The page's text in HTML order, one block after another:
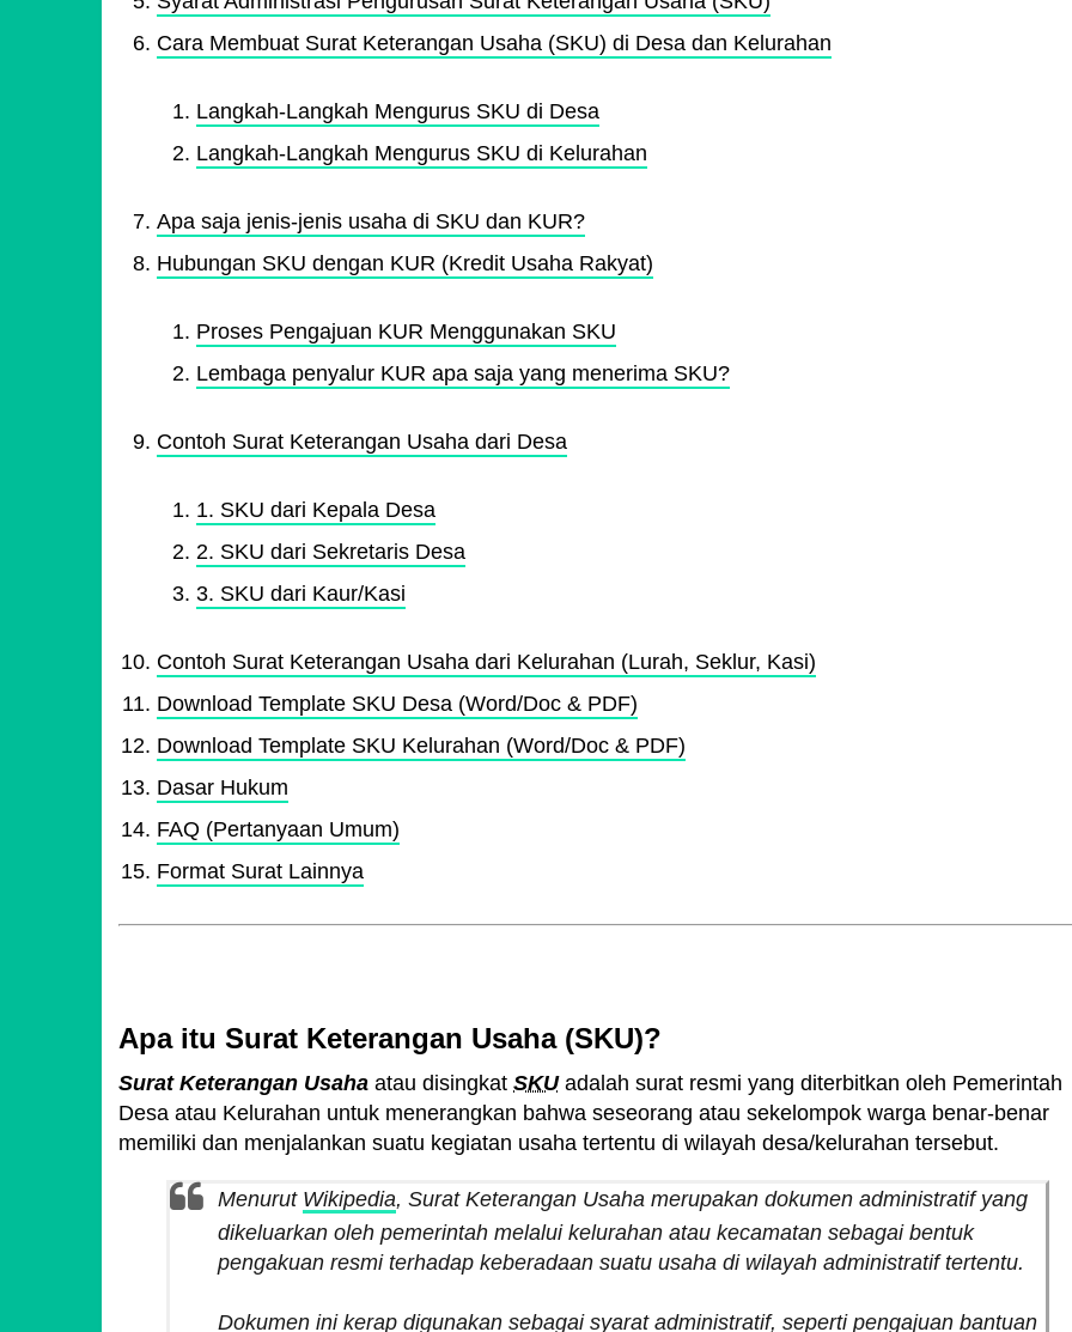
Cara Membuat Surat Keterangan Usaha (SKU) di Desa dan Kelurahan
Langkah-Langkah Mengurus SKU di Desa
Langkah-Langkah Mengurus SKU di Kelurahan
Apa saja jenis-jenis usaha di SKU dan KUR?
Hubungan SKU dengan KUR (Kredit Usaha Rakyat)
Proses Pengajuan KUR Menggunakan SKU
Lembaga penyalur KUR apa saja yang menerima SKU?
Contoh Surat Keterangan Usaha dari Desa
1. SKU dari Kepala Desa
2. SKU dari Sekretaris Desa
3. SKU dari Kaur/Kasi
Contoh Surat Keterangan Usaha dari Kelurahan (Lurah, Seklur, Kasi)
Download Template SKU Desa (Word/Doc & PDF)
Download Template SKU Kelurahan (Word/Doc & PDF)
Dasar Hukum
FAQ (Pertanyaan Umum)
Format Surat Lainnya
Apa itu Surat Keterangan Usaha (SKU)?
Surat Keterangan Usaha atau disingkat SKUadalah surat resmi yang diterbitkan oleh Pemerintah
Desa atau Kelurahan untuk menerangkan bahwa seseorang atau sekelompok warga benar-benar
memiliki dan menjalankan suatu kegiatan usaha tertentu di wilayah desa/kelurahan tersebut.
Menurut Wikipedia, Surat Keterangan Usaha merupakan dokumen administratif yang
dikeluarkan oleh pemerintah melalui kelurahan atau kecamatan sebagai bentuk
pengakuan resmi terhadap keberadaan suatu usaha di wilayah administratif tertentu.
Dokumen ini kerap digunakan sebagai syarat administratif, seperti pengajuan bantuan